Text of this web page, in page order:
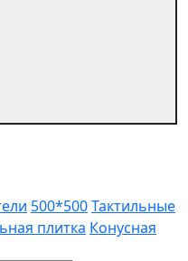
500*500Тактильные
плитка Конусная